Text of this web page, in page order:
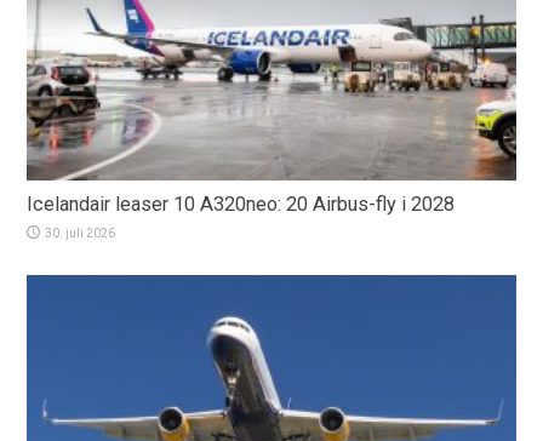
Icelandair leaser 10 A320neo: 20 Airbus-fly i 2028
30. juli 2026